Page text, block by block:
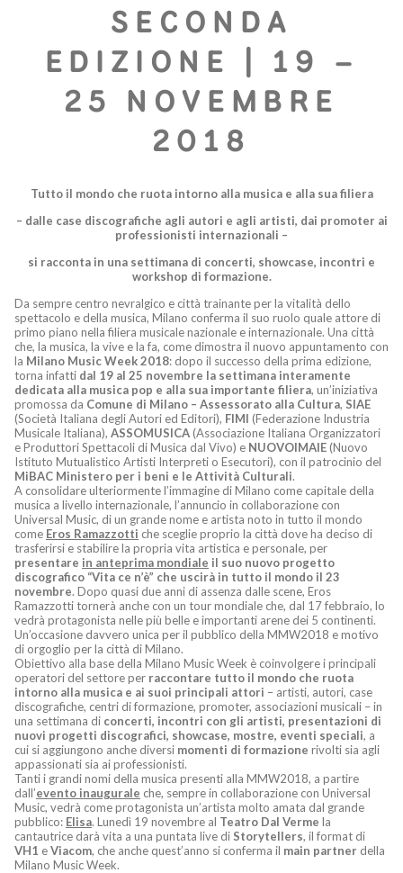
SECONDA
EDIZIONE | 19 –
25 NOVEMBRE
2018
Tutto il mondo che ruota intorno alla musica e alla sua filiera
– dalle case discografiche agli autori e agli artisti, dai promoter ai
professionisti internazionali –
si racconta in una settimana di concerti, showcase, incontri e
workshop di formazione.
Da sempre centro nevralgico e città trainante per la vitalità dello
spettacolo e della musica, Milano conferma il suo ruolo quale attore di
primo piano nella filiera musicale nazionale e internazionale. Una città
che, la musica, la vive e la fa, come dimostra il nuovo appuntamento con
la Milano Music Week2018: dopo il successo della prima edizione,
torna infatti dal 19 al 25 novembre la settimana interamente
dedicata alla musica pop e alla sua importante filiera, un’iniziativa
promossa da Comune di Milano – Assessorato alla Cultura, SIAE
(Società Italiana degli Autori ed Editori), FIMI (Federazione Industria
Musicale Italiana), ASSOMUSICA (Associazione Italiana Organizzatori
e Produttori Spettacoli di Musica dal Vivo) e NUOVOIMAIE (Nuovo
Istituto Mutualistico Artisti Interpreti o Esecutori), con il patrocinio del
MiBAC Ministero per i beni e le Attività Culturali.
A consolidare ulteriormente l’immagine di Milano come capitale della
musica a livello internazionale, l’annuncio in collaborazione con
Universal Music, di un grande nome e artista noto in tutto il mondo
come Eros Ramazzotti che sceglie proprio la città dove ha deciso di
trasferirsi e stabilire la propria vita artistica e personale, per
presentare in anteprima mondiale il suo nuovo progetto
discografico “Vita ce n’è” che uscirà in tutto il mondo il 23
novembre. Dopo quasi due anni di assenza dalle scene, Eros
Ramazzotti tornerà anche con un tour mondiale che, dal 17 febbraio, lo
vedrà protagonista nelle più belle e importanti arene dei 5 continenti.
Un’occasione davvero unica per il pubblico della MMW2018 e motivo
di orgoglio per la città di Milano.
Obiettivo alla base della Milano Music Week è coinvolgere i principali
operatori del settore per raccontare tutto il mondo che ruota
intorno alla musica e ai suoi principali attori – artisti, autori, case
discografiche, centri di formazione, promoter, associazioni musicali – in
una settimana di concerti, incontri con gli artisti, presentazioni di
nuovi progetti discografici, showcase, mostre, eventi speciali, a
cui si aggiungono anche diversi momenti di formazione rivolti sia agli
appassionati sia ai professionisti.
Tanti i grandi nomi della musica presenti alla MMW2018, a partire
dall’evento inaugurale che, sempre in collaborazione con Universal
Music, vedrà come protagonista un’artista molto amata dal grande
pubblico: Elisa. Lunedì 19 novembre al Teatro Dal Verme la
cantautrice darà vita a una puntata live di Storytellers, il format di
VH1 eViacom, che anche quest’anno si conferma il main partner della
Milano Music Week.